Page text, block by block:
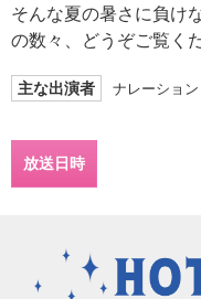
そんな夏の暑さに負け
の数々、どうぞご覧く
主な出演者 ナレーショ
放送日時